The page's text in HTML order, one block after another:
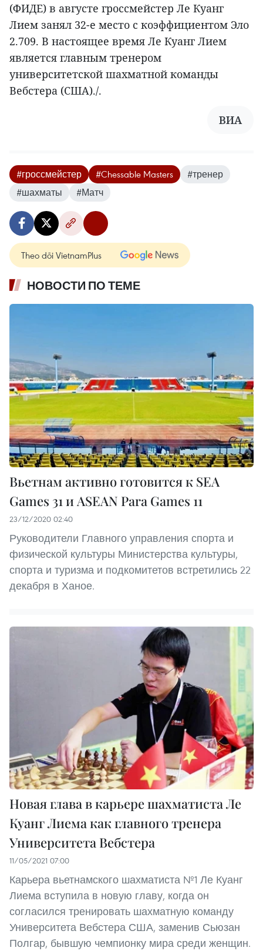
(ФИДЕ) в августе гроссмейстер Ле Куанг
Лием занял 32-е место с коэффициентом Эло
2.709. В настоящее время Ле Куанг Лием
является главным тренером
университетской шахматной команды
Вебстера (США)./.
ВИА
#гроссмейстер #Chessable Masters
#тренер
#шахматы
#Матч
Theo dõi VietnamPlus
НОВОСТИ ПО ТЕМЕ
Вьетнам активно готовится к SEA
Games 31 и ASEAN Para Games 11
23/12/2020 02:40
Руководители Главного управления спорта и
физической культуры Министерства культуры,
спорта и туризма и подкомитетов встретились 22
декабря в Ханое.
Новая глава в карьере шахматиста Ле
Куанг Лиема как главного тренера
Университета Вебстера
11/05/2021 07:00
Карьера вьетнамского шахматиста №1 Ле Куанг
Лиема вступила в новую главу, когда он
согласился тренировать шахматную команду
Университета Вебстера США, заменив Сьюзан
Полгар, бывшую чемпионку мира среди женщин.